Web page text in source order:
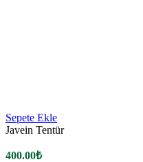
Sepete Ekle
Javein Tentür
400.00₺